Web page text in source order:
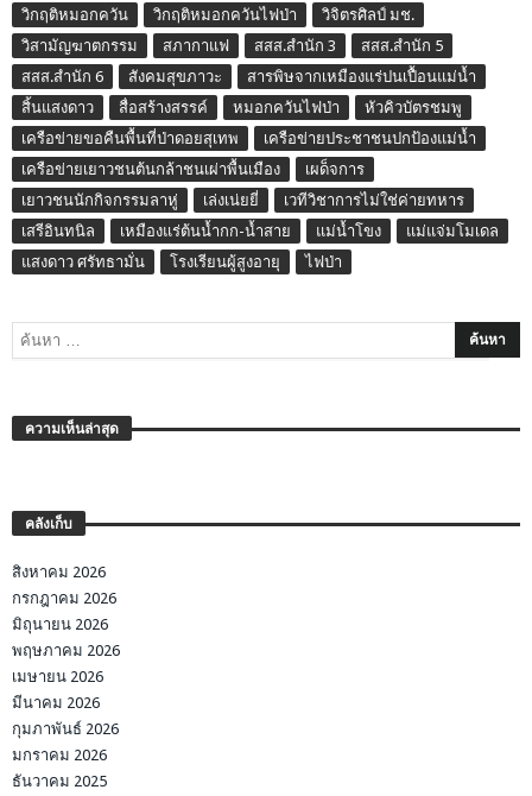
วิกฤติหมอกควัน วิกฤติหมอกควันไฟป่า
วิจิตรศิลป์ มช.
วิสามัญฆาตกรรม
สภากาแฟ สสส.สำนัก 3
สสส.สำนัก 5
สสส.สำนัก 6
สังคมสุขภาวะ
สารพิษจากเหมืองแร่ปนเปื้อนแม่น้ำ
สิ้นแสงดาว
สื่อสร้างสรรค์ หมอกควันไฟป่า
หัวคิวบัตรชมพู
เครือข่ายขอคืนพื้นที่ป่าดอยสุเทพ
เครือข่ายประชาชนปกป้องแม่น้ำ
เครือข่ายเยาวชนต้นกล้าชนเผ่าพื้นเมือง
เผด็จการ
เยาวชนนักกิจกรรมลาหู่
เล่งเน่ยยี่
เวทีวิชาการไม่ใช่ค่ายทหาร
เสรีอินทนิล
เหมืองแร่ต้นน้ำกก-น้ำสาย แม่น้ำโขง
แม่แจ่มโมเดล
แสงดาว ศรัทธามั่น
โรงเรียนผู้สูงอายุ ไฟป่า
ความเห็นล่าสุด
คลังเก็บ
สิงหาคม 2026
กรกฎาคม 2026
มิถุนายน 2026
พฤษภาคม 2026
เมษายน 2026
มีนาคม 2026
กุมภาพันธ์ 2026
มกราคม 2026
ธันวาคม 2025